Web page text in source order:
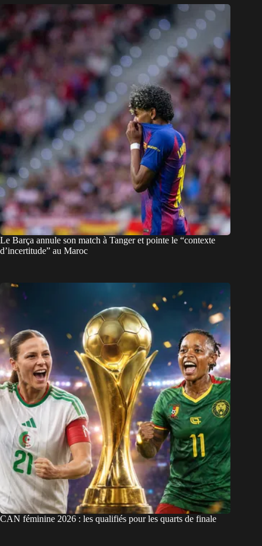
Le Barça annule son match à Tanger et pointe le “contexte
d’incertitude” au Maroc
CAN féminine 2026 : les qualifiés pour les quarts de finale